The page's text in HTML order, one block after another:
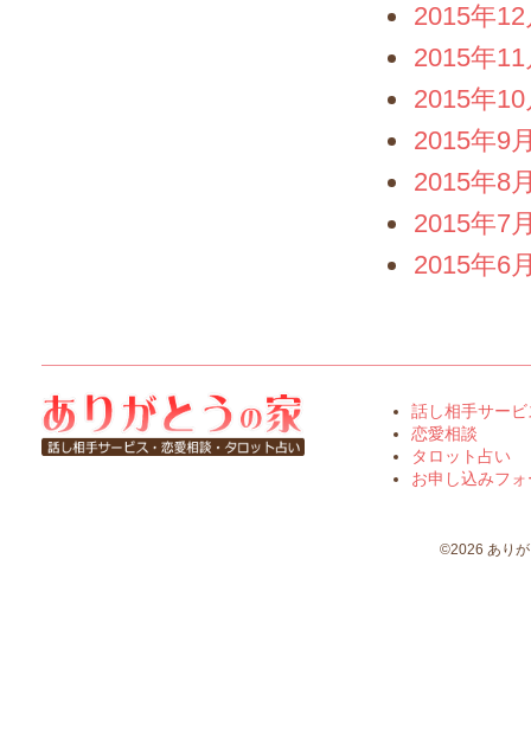
2015年12
2015年11
2015年10
2015年9
2015年8
2015年7
2015年6
話し相手サービ
恋愛相談
タロット占い
お申し込みフ
©2026 あり